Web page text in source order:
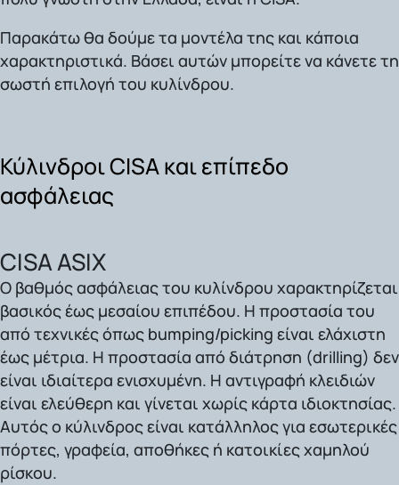
Παρακάτω θα δούμε τα μοντέλα της και κάποια
χαρακτηριστικά. Βάσει αυτών μπορείτε να κάνετε τη
σωστή επιλογή του κυλίνδρου.
Κύλινδροι CISA και επίπεδο
ασφάλειας
CISA ASIX
Ο βαθμός ασφάλειας του κυλίνδρου χαρακτηρίζεται
βασικός έως μεσαίου επιπέδου. Η προστασία του
από τεχνικές όπως bumping/picking είναι ελάχιστη
έως μέτρια. Η προστασία από διάτρηση (drilling) δεν
είναι ιδιαίτερα ενισχυμένη. Η αντιγραφή κλειδιών
είναι ελεύθερη και γίνεται χωρίς κάρτα ιδιοκτησίας.
Αυτός ο κύλινδρος είναι κατάλληλος για εσωτερικές
πόρτες, γραφεία, αποθήκες ή κατοικίες χαμηλού
ρίσκου.